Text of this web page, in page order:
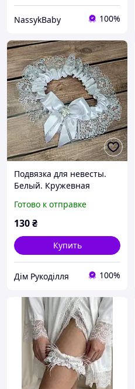
NassykBaby 100%
Подвязка для невесты.
Белый. Кружевная
Весельная подвязка
белого цвета
Готово к отправке
130₴
Купить
Дім Рукоділля 100%